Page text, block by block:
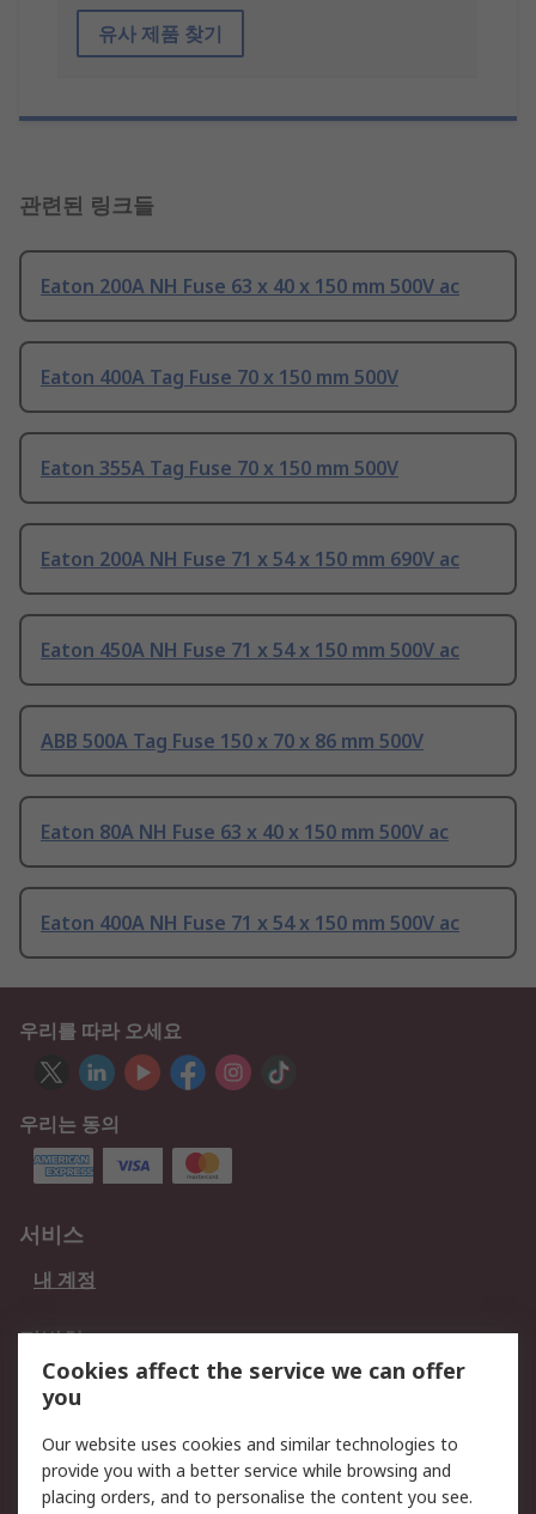
유사 제품 찾기
관련된 링크들
Eaton 200A NH Fuse 63 x 40 x 150 mm 500V ac
Eaton 400A Tag Fuse 70 x 150 mm 500V
Eaton 355A Tag Fuse 70 x 150 mm 500V
Eaton 200A NH Fuse 71 x 54 x 150 mm 690V ac
Eaton 450A NH Fuse 71 x 54 x 150 mm 500V ac
ABB 500A Tag Fuse 150 x 70 x 86 mm 500V
Eaton 80A NH Fuse 63 x 40 x 150 mm 500V ac
Eaton 400A NH Fuse 71 x 54 x 150 mm 500V ac
우리를 따라 오세요
우리는 동의
서비스
내 계정
적법한
개인 정보 보호 정책
데이터 보호
웹사이트 사용 약관
회사 소개
Cookies affect the service we can offer
you
Our website uses cookies and similar technologies to
provide you with a better service while browsing and
placing orders, and to personalise the content you see.